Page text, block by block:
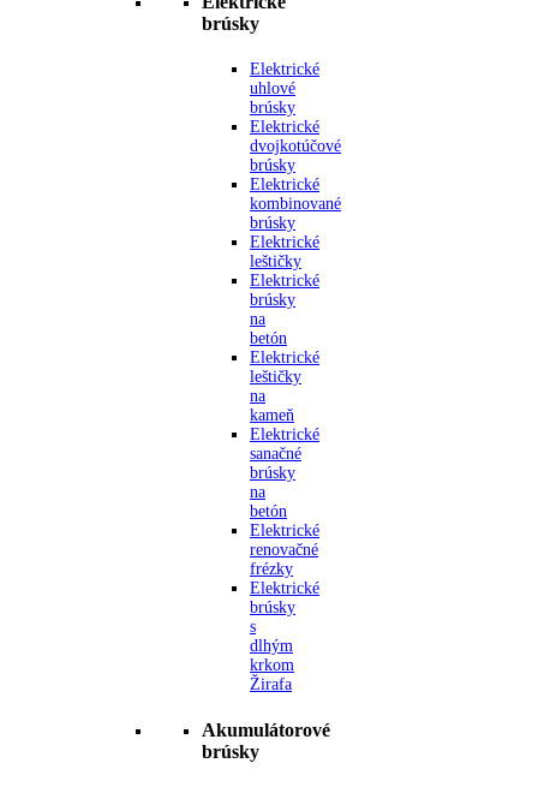
brúsky
Elektrické
uhlové
brúsky
Elektrické
dvojkotúčové
brúsky
Elektrické
kombinované
brúsky
Elektrické
leštičky
Elektrické
brúsky
na
betón
Elektrické
leštičky
na
kameň
Elektrické
sanačné
brúsky
na
betón
Elektrické
renovačné
frézky
Elektrické
brúsky
s
dlhým
krkom
Žirafa
Akumulátorové
brúsky